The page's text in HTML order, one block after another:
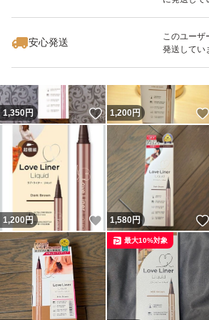
安心発送
このユーザ
発送してい
1,350円 いいね！
1,200円
1,200円 いいね！
1,580円
最大10%対象